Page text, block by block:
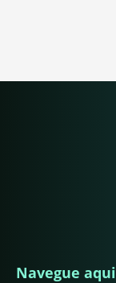
Navegue aqui